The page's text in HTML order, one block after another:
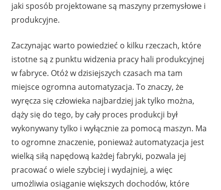
jaki sposób projektowane są maszyny przemysłowe i
produkcyjne.
Zaczynając warto powiedzieć o kilku rzeczach, które
istotne są z punktu widzenia pracy hali produkcyjnej
w fabryce. Otóż w dzisiejszych czasach ma tam
miejsce ogromna automatyzacja. To znaczy, że
wyręcza się człowieka najbardziej jak tylko można,
dąży się do tego, by cały proces produkcji był
wykonywany tylko i wyłącznie za pomocą maszyn. Ma
to ogromne znaczenie, ponieważ automatyzacja jest
wielką siłą napędową każdej fabryki, pozwala jej
pracować o wiele szybciej i wydajniej, a więc
umożliwia osiąganie większych dochodów, które